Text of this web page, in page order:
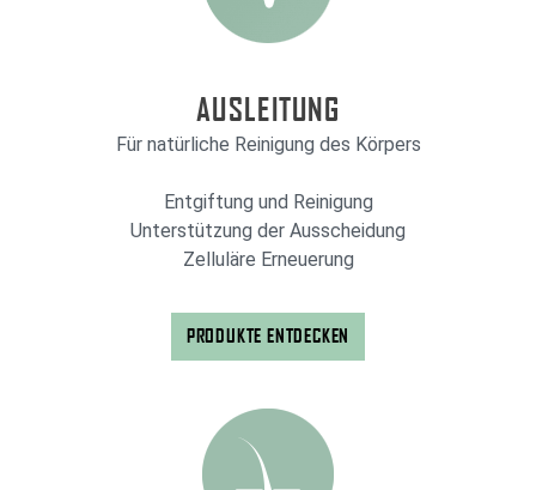
AUSLEITUNG
Für natürliche Reinigung des Körpers
Entgiftung und Reinigung
Unterstützung der Ausscheidung
Zelluläre Erneuerung
PRODUKTE ENTDECKEN